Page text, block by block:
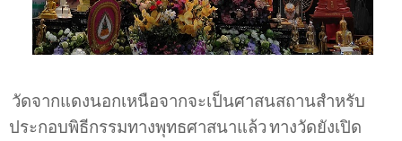
วัดจากแดงนอกเหนือจากจะเป็นศาสนสถานสำหรับ
ประกอบพิธีกรรมทางพุทธศาสนาแล้วทางวัดยังเปิด